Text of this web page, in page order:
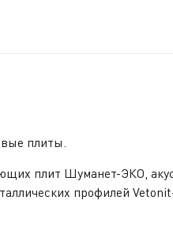
плиты.
плит Шуманет-ЭКО,
профилей Vetonit